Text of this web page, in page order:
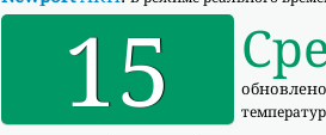
15 обновлено